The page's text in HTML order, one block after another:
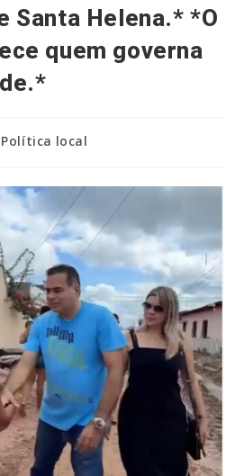
Santa Helena.* *O
quem governa
Política local